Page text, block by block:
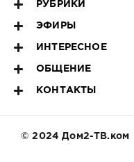
РУБРИКИ
ЭФИРЫ
ИНТЕРЕСНОЕ
ОБЩЕНИЕ
КОНТАКТЫ
© 2024 Дом2-ТВ.ком